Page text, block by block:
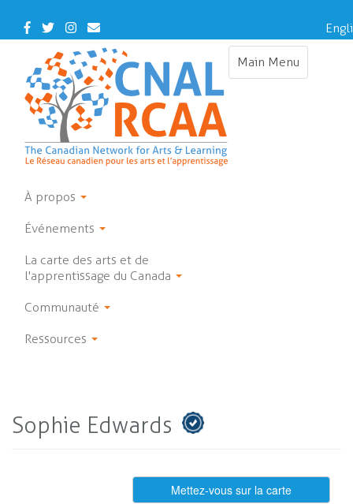
main
Facebook
TwitterInstagram
Contact
Us
Main Menu
Toggle
À propos
Événements
La carte des arts et de
l'apprentissage du Canada
Communauté
Ressources
Sophie Edwards
Mettez-vous sur la carte